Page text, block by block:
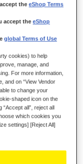
CADA
agrícola o
el joystick
3 ejes
de mano y
Simulator 25
theeShop Terms
accept theeShop
global Terms of Use
cookies) to help
manage, and
For more information,
and on “View Vendor
to change your
shaped icon on the
all”, reject all
which cookies you
settings] [Reject All]